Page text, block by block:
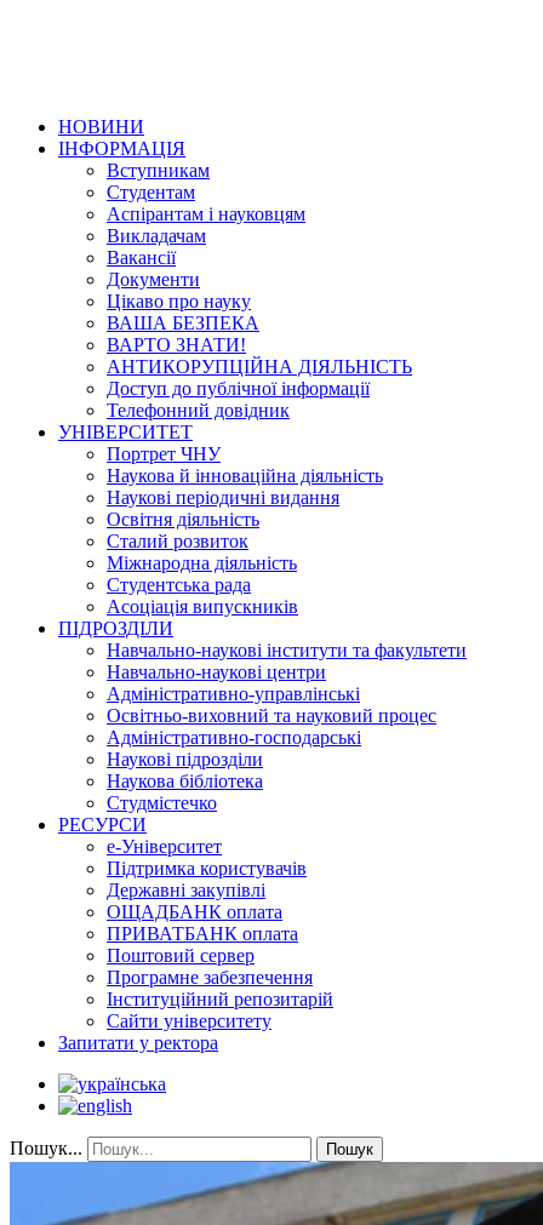
НОВИНИ
ІНФОРМАЦІЯ
Вступникам
Студентам
Аспірантам і науковцям
Викладачам
Вакансії
Документи
Цікаво про науку
ВАША БЕЗПЕКА
ВАРТО ЗНАТИ!
АНТИКОРУПЦІЙНА ДІЯЛЬНІСТЬ
Доступ до публічної інформації
Телефонний довідник
УНІВЕРСИТЕТ
Портрет ЧНУ
Наукова й інноваційна діяльність
Наукові періодичні видання
Освітня діяльність
Сталий розвиток
Міжнародна діяльність
Студентська рада
Асоціація випускників
ПІДРОЗДІЛИ
Навчально-наукові інститути та факультети
Навчально-наукові центри
Адміністративно-управлінські
Освітньо-виховний та науковий процес
Адміністративно-господарські
Наукові підрозділи
Наукова бібліотека
Студмістечко
РЕСУРСИ
е-Університет
Підтримка користувачів
Державні закупівлі
ОЩАДБАНК оплата
ПРИВАТБАНК оплата
Поштовий сервер
Програмне забезпечення
Інституційний репозитарій
Сайти університету
Запитати у ректора
Пошук... Пошук